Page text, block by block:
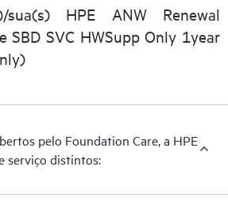
sua(s) HPE ANW Renewal
SBD SVC HWSupp Only 1year
pelo Foundation Care, a HPE
serviço distintos: